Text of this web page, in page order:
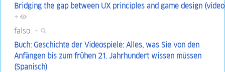
Bridging the gap between UX principles and game design
+
falso +
Buch: Geschichte der Videospiele: Alles, was Sie von den
Anfängen bis zum frühen 21. Jahrhundert wissen müssen
(Spanisch)